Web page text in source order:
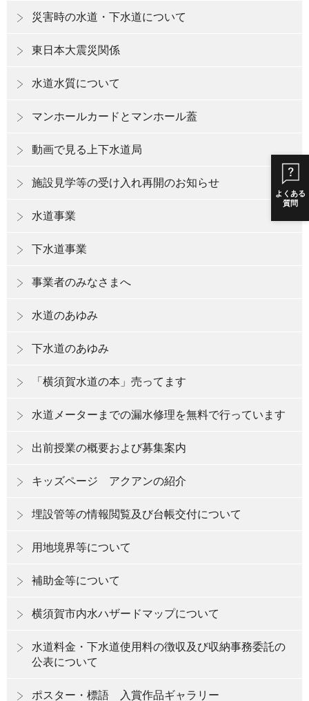
よくある
質問
災害時の水道・下水道について
東日本大震災関係
水道水質について
マンホールカードとマンホール蓋
動画で見る上下水道局
施設見学等の受け入れ再開のお知らせ
水道事業
下水道事業
事業者のみなさまへ
水道のあゆみ
下水道のあゆみ
「横須賀水道の本」売ってます
水道メーターまでの漏水修理を無料で行っています
出前授業の概要および募集案内
キッズページ アクアンの紹介
埋設管等の情報閲覧及び台帳交付について
用地境界等について
補助金等について
横須賀市内水ハザードマップについて
水道料金・下水道使用料の徴収及び収納事務委託の
公表について
ポスター・標語 入賞作品ギャラリー